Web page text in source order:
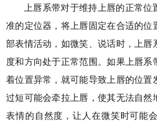
上唇系带对于维持上唇的正常
准的定位器，将上唇固定在合适的位
部表情活动，如微笑、说话时，上唇
度和方向处于正常范围。如果上唇
着位置异常，就可能导致上唇的位置
过短可能会牵拉上唇，使其无法自然
表情的自然度，让人在微笑时可能